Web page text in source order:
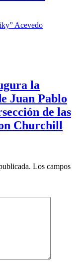
Acevedo
la
Juan Pablo
de las
Churchill
Los campos